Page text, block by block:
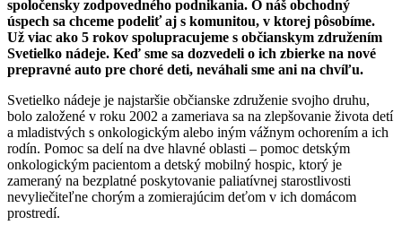
spoločensky zodpovedného podnikania. O náš obchodný
úspech sa chceme podeliť aj s komunitou, v ktorej pôsobíme.
Už viac ako 5 rokov spolupracujeme s občianskym združením
Svetielko nádeje. Keď sme sa dozvedeli o ich zbierke na nové
prepravné auto pre choré deti, neváhali sme ani na chvíľu.
Svetielko nádeje je najstaršie občianske združenie svojho druhu,
bolo založené v roku 2002 a zameriava sa na zlepšovanie života detí
a mladistvých s onkologickým alebo iným vážnym ochorením a ich
rodín. Pomoc sa delí na dve hlavné oblasti – pomoc detským
onkologickým pacientom a detský mobilný hospic, ktorý je
zameraný na bezplatné poskytovanie paliatívnej starostlivosti
nevyliečiteľne chorým a zomierajúcim deťom v ich domácom
prostredí.